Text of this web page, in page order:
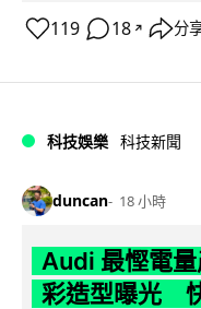
119 18 ↗ 分
科技娛樂 科技新聞
duncan 18 小時
Audi 最慳電
彩造型曝光